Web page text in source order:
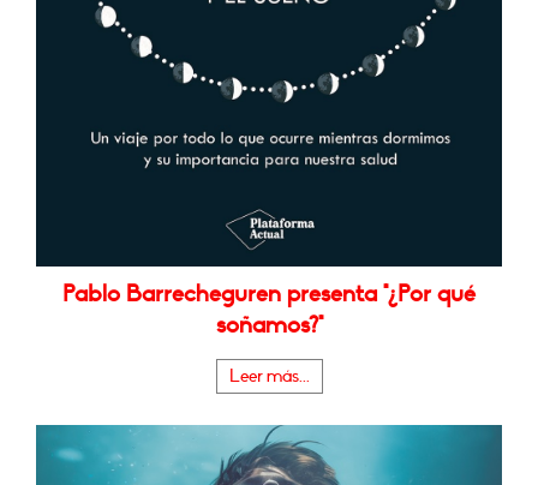
Pablo Barrecheguren presenta "¿Por qué
soñamos?"
Leer más...